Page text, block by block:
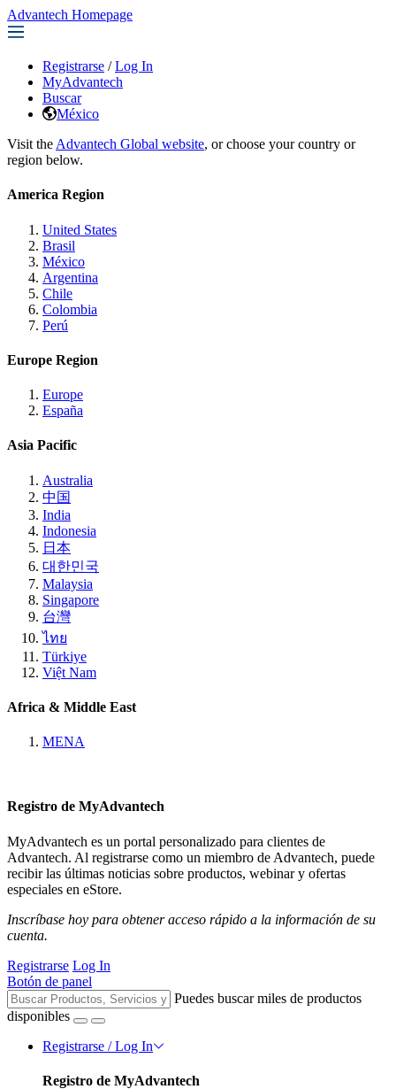
Advantech Homepage
Registrarse / Log In
MyAdvantech
Buscar
México
Visit the Advantech Global website, or choose your country or
region below.
America Region
United States
Brasil
México
Argentina
Chile
Colombia
Perú
Europe Region
Europe
España
Asia Pacific
Australia
中国
India
Indonesia
日本
대한민국
Malaysia
Singapore
台灣
ไทย
Türkiye
Việt Nam
Africa & Middle East
MENA
Registro de MyAdvantech
MyAdvantech es un portal personalizado para clientes de
Advantech. Al registrarse como un miembro de Advantech, puede
recibir las últimas noticias sobre productos, webinar y ofertas
especiales en eStore.
Inscríbase hoy para obtener acceso rápido a la información de su
cuenta.
Registrarse Log In
Botón de panel
Puedes buscar miles de productos
disponibles
Registrarse / Log In
Registro de MyAdvantech